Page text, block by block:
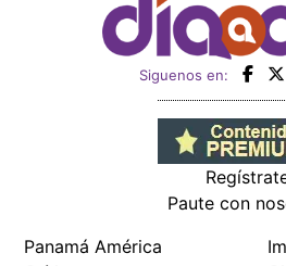
Siguenos en:
Paute con
Panamá América